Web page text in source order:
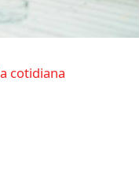
cotidiana